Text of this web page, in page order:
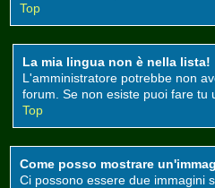
Top
La mia lingua non è nella lista!
L'amministratore potrebbe non
forum. Se non esiste puoi fare tu
Top
Come posso mostrare
Ci possono essere due immagini